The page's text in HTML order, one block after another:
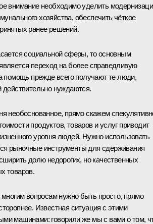
внимание необходимо уделить
хозяйства, обеспечить чёткое
ранее решений.
социальной сферы, то основным
переход на более справедливую
помощь прежде всего получают те люди,
действительно нуждаются.
необоснованное, прямо скажем
продуктов, товаров и услуг приводит
уровня людей. Нужно использовать
рыночные инструменты для сдерживания
долю недорогих, но качественных
товаров.
вопросам нужно быть просто, прямо
Известная ситуация с этими
машинами: говорили же мы с вами о том,